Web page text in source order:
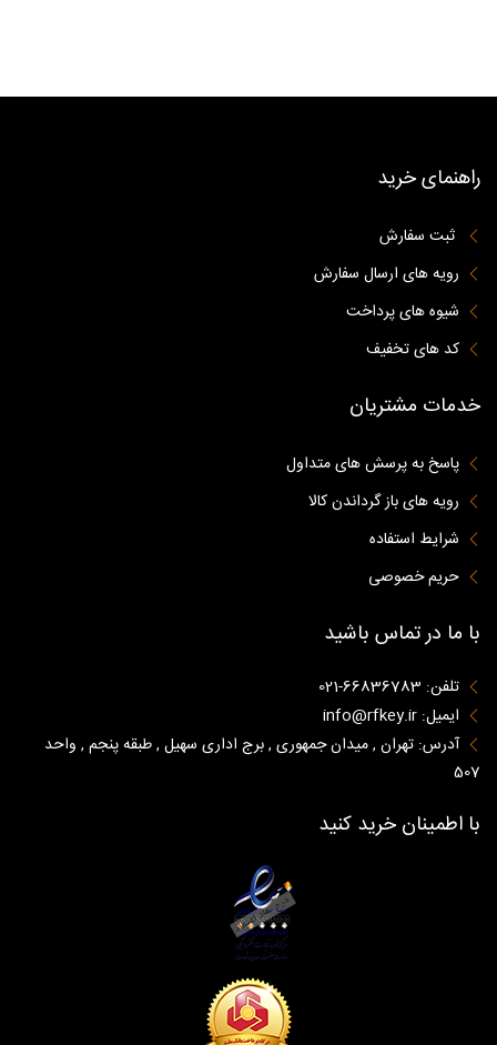
راهنمای خرید
ثبت سفارش
رویه های ارسال سفارش
شیوه های پرداخت
کد های تخفیف
خدمات مشتریان
پاسخ به پرسش های متداول
رویه های باز گرداندن کالا
شرایط استفاده
حریم خصوصی
با ما در تماس باشید
تلفن: 66836783-021
ایمیل: info@rfkey.ir
آدرس: تهران , میدان جمهوری , برج اداری سهیل , طبقه پنجم , واحد
507
با اطمینان خرید کنید